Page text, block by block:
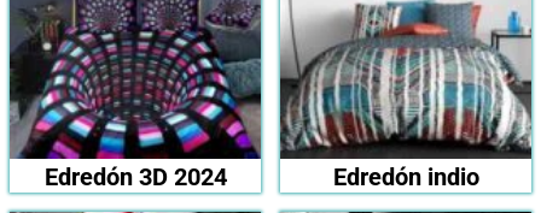
Edredón 3D 2024 Edredón indio